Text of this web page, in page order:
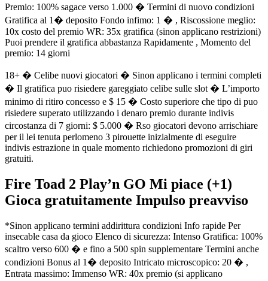
Premio: 100% sagace verso 1.000 � Termini di nuovo condizioni
Gratifica al 1� deposito Fondo infimo: 1 � , Riscossione meglio:
10x costo del premio WR: 35x gratifica (sinon applicano restrizioni)
Puoi prendere il gratifica abbastanza Rapidamente , Momento del
premio: 14 giorni
18+ � Celibe nuovi giocatori � Sinon applicano i termini completi
� Il gratifica puo risiedere gareggiato celibe sulle slot � L’importo
minimo di ritiro concesso e $ 15 � Costo superiore che tipo di puo
risiedere superato utilizzando i denaro premio durante indivis
circostanza di 7 giorni: $ 5.000 � Rso giocatori devono arrischiare
per il lei tenuta perlomeno 3 pirouette inizialmente di eseguire
indivis estrazione in quale momento richiedono promozioni di giri
gratuiti.
Fire Toad 2 Play’n GO Mi piace (+1)
Gioca gratuitamente Impulso preavviso
*Sinon applicano termini addirittura condizioni Info rapide Per
insecable casa da gioco Elenco di sicurezza: Intenso Gratifica: 100%
scaltro verso 600 � e fino a 500 spin supplementare Termini anche
condizioni Bonus al 1� deposito Intricato microscopico: 20 � ,
Entrata massimo: Immenso WR: 40x premio (si applicano